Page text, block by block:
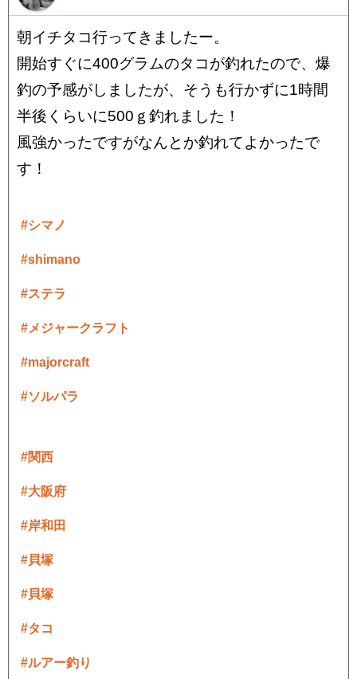
朝イチタコ行ってきましたー。
開始すぐに400グラムのタコが釣れたので、爆
釣の予感がしましたが、そうも行かずに1時間
半後くらいに500ｇ釣れました！
風強かったですがなんとか釣れてよかったで
す！
#シマノ
#shimano
#ステラ
#メジャークラフト
#majorcraft
#ソルパラ
#関西
#大阪府
#岸和田
#貝塚
#貝塚
#タコ
#ルアー釣り